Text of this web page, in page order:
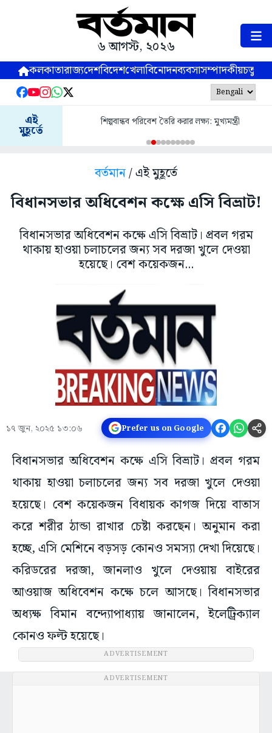
৬ আগস্ট, ২০২৬
কলকাতারাজ্যদেশবিদেশখেলাবিনোদনব্যবসাসম্পাদকীয়
এই
মুহূর্তে
শিল্পবান্ধব পরিবেশ তৈরি করার লক্ষ্য: মুখ্যমন্ত্রী
বর্তমান/ এই মুহূর্তে
বিধানসভার অধিবেশন কক্ষে এসি বিভ্রাট!
বিধানসভার অধিবেশন কক্ষে এসি বিভ্রাট। প্রবল গরম
থাকায় হাওয়া চলাচলের জন্য সব দরজা খুলে দেওয়া
হয়েছে। বেশ কয়েকজন...
১৭ জুন, ২০২৫ ১৩:০৬ Prefer us on Google
বিধানসভার অধিবেশন কক্ষে এসি বিভ্রাট। প্রবল গরম
থাকায় হাওয়া চলাচলের জন্য সব দরজা খুলে দেওয়া
হয়েছে। বেশ কয়েকজন বিধায়ক কাগজ দিয়ে বাতাস
করে শরীর ঠান্ডা রাখার চেষ্টা করছেন। অনুমান করা
হচ্ছে, এসি মেশিনে বড়সড় কোনও সমস্যা দেখা দিয়েছে।
করিডরের দরজা, জানলাও খুলে দেওয়ায় বাইরের
আওয়াজ অধিবেশন কক্ষে চলে আসছে। বিধানসভার
অধ্যক্ষ বিমান বন্দ্যোপাধ্যায় জানালেন, ইলেট্রিক্যাল
কোনও ফল্ট হয়েছে।
ADVERTISEMENT
ADVERTISEMENT